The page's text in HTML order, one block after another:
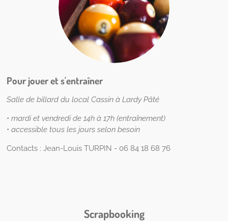
Pour jouer et s'entraîner
Salle de billard du local Cassin à Lardy Pâté
• mardi et vendredi de 14h à 17h (entraînement)
• accessible tous les jours selon besoin
Contacts : Jean-Louis TURPIN - 06 84 18 68 76
Scrapbooking